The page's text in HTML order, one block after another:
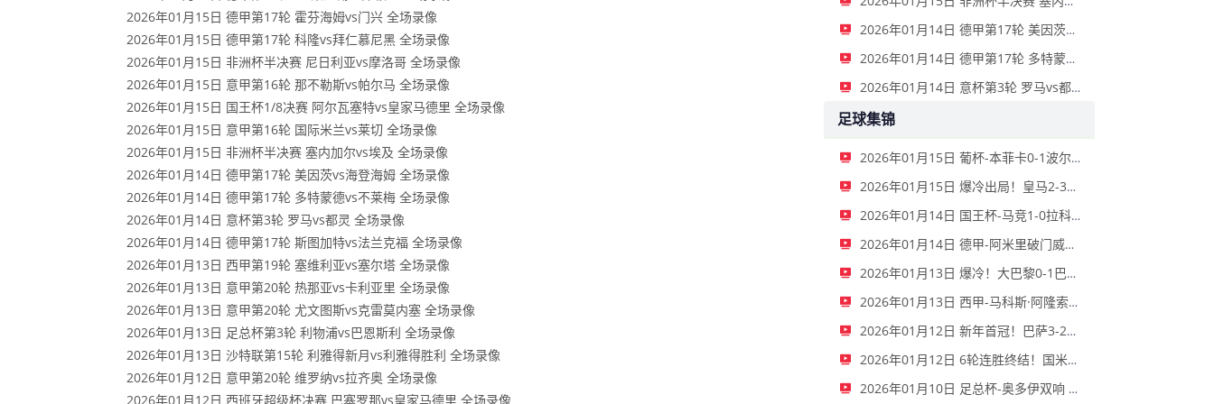
2026年01月15日 德甲第17轮 霍芬海姆vs门兴 全场录像
2026年01月15日 德甲第17轮 科隆vs拜仁慕尼黑 全场录像
2026年01月15日 非洲杯半决赛 尼日利亚vs摩洛哥 全场录像
2026年01月15日 意甲第16轮 那不勒斯vs帕尔马 全场录像
2026年01月15日 国王杯1/8决赛 阿尔瓦塞特vs皇家马德里 全场录像
2026年01月15日 意甲第16轮 国际米兰vs莱切 全场录像
2026年01月15日 非洲杯半决赛 塞内加尔vs埃及 全场录像
2026年01月14日 德甲第17轮 美因茨vs海登海姆 全场录像
2026年01月14日 德甲第17轮 多特蒙德vs不莱梅 全场录像
2026年01月14日 意杯第3轮 罗马vs都灵 全场录像
2026年01月14日 德甲第17轮 斯图加特vs法兰克福 全场录像
2026年01月13日 西甲第19轮 塞维利亚vs塞尔塔 全场录像
2026年01月13日 意甲第20轮 热那亚vs卡利亚里 全场录像
2026年01月13日 意甲第20轮 尤文图斯vs克雷莫内塞 全场录像
2026年01月13日 足总杯第3轮 利物浦vs巴恩斯利 全场录像
2026年01月13日 沙特联第15轮 利雅得新月vs利雅得胜利 全场录像
2026年01月12日 意甲第20轮 维罗纳vs拉齐奥 全场录像
2026年01月12日 西班牙超级杯决赛 巴塞罗那vs皇家马德里 全场录像
2026年01月14日 德甲第17轮 美因茨vs海登海姆 全场录像
2026年01月14日 德甲第17轮 多特蒙德vs不莱梅 全场录像
2026年01月14日 意杯第3轮 罗马vs都灵 全场录像
足球集锦
2026年01月15日 葡杯-本菲卡0-1波尔图止步八强 贝德纳雷克制胜帕夫利季斯失良机
2026年01月15日 爆冷出局！皇马2-3遭西乙队阿尔瓦塞特补时绝杀 无缘国王杯8强
2026年01月14日 国王杯-马竞1-0拉科鲁尼亚 格列兹曼十分角任意球破门+远射中横梁
2026年01月14日 德甲-阿米里破门威德默建功 美因茨2-1海登海姆
2026年01月13日 爆冷！大巴黎0-1巴黎FC止步法国杯32强 登贝莱失单刀埃梅里中框
2026年01月13日 西甲-马科斯·阿隆索点射制胜 塞尔塔客场1-0塞维利亚
2026年01月12日 新年首冠！巴萨3-2皇马卫冕西超杯 拉菲尼亚双响维尼修斯一条龙
2026年01月12日 6轮连胜终结！国米2-2那不勒斯 麦克托米奈双响恰20点射孔蒂染红
2026年01月10日 足总杯-奥多伊双响 点球大战诺丁汉森林6-7雷克瑟姆